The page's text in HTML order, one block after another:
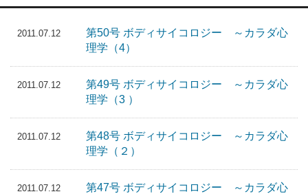
2011.07.12
第50号 ボディサイコロジー ～カラダ心
理学（4）
2011.07.12
第49号 ボディサイコロジー ～カラダ心
理学（3 ）
2011.07.12
第48号 ボディサイコロジー ～カラダ心
理学（２）
2011.07.12
第47号 ボディサイコロジー ～カラダ心